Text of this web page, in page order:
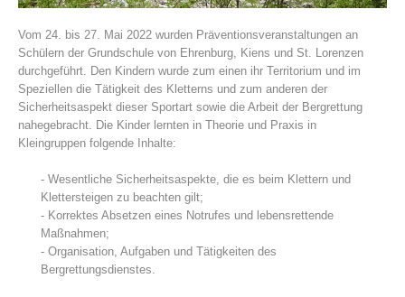
Histoire de l'association
Vom 24. bis 27. Mai 2022 wurden Präventionsveranstaltungen an
Schülern der Grundschule von Ehrenburg, Kiens und St. Lorenzen
durchgeführt. Den Kindern wurde zum einen ihr Territorium und im
Speziellen die Tätigkeit des Kletterns und zum anderen der
Sicherheitsaspekt dieser Sportart sowie die Arbeit der Bergrettung
nahegebracht. Die Kinder lernten in Theorie und Praxis in
Kleingruppen folgende Inhalte:
- Wesentliche Sicherheitsaspekte, die es beim Klettern und
Klettersteigen zu beachten gilt;
- Korrektes Absetzen eines Notrufes und lebensrettende
Maßnahmen;
- Organisation, Aufgaben und Tätigkeiten des
Bergrettungsdienstes.